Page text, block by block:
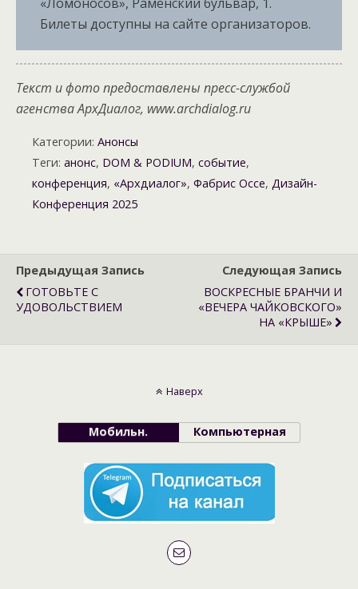
Билеты доступны на сайте организаторов.
Текст и фото предоставлены пресс-службой
агенства АрхДиалог, www.archdialog.ru
Категории: Анонсы
Теги: анонс, DOM & PODIUM, событие,
конференция, «Архдиалог», Фабрис Оссе, Дизайн-
Конференция 2025
Предыдущая Запись
ГОТОВЬТЕ С
УДОВОЛЬСТВИЕМ
Следующая Запись
ВОСКРЕСНЫЕ БРАНЧИ И
«ВЕЧЕРА ЧАЙКОВСКОГО»
НА «КРЫШЕ»
Наверх
Мобильн. Компьютерная